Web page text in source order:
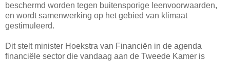
beschermd worden tegen buitensporige leenvoorwaarden,
en wordt samenwerking op het gebied van klimaat
gestimuleerd.
Dit stelt minister Hoekstra van Financiën in de agenda
financiële sector die vandaag aan de Tweede Kamer is